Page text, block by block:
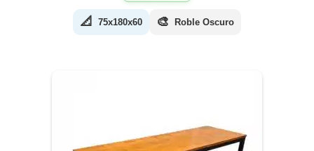
📐 75x180x60 🎨 Roble Oscuro